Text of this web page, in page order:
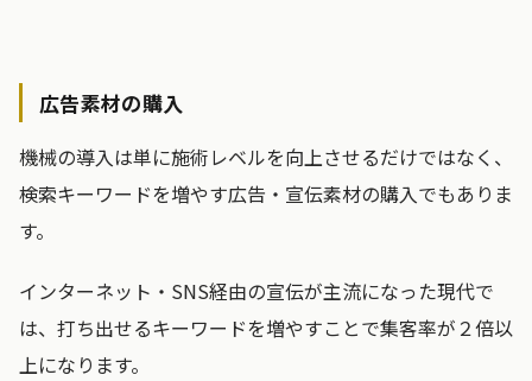
広告素材の購入
機械の導入は単に施術レベルを向上させるだけではなく、
検索キーワードを増やす広告・宣伝素材の購入でもありま
す。
インターネット・SNS経由の宣伝が主流になった現代で
は、打ち出せるキーワードを増やすことで集客率が２倍以
上になります。